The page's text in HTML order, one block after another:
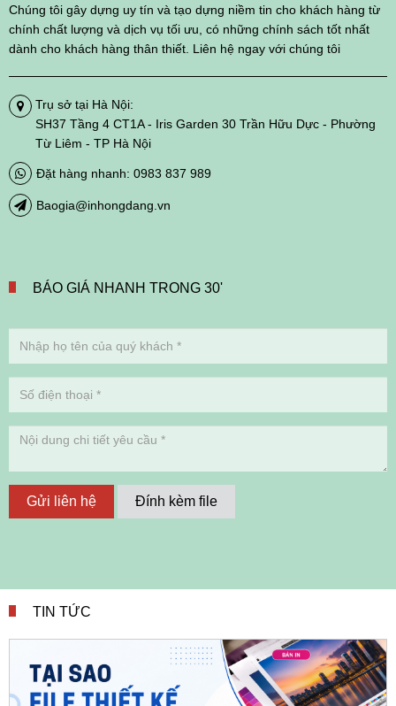
Chúng tôi gây dựng uy tín và tạo dựng niềm tin cho khách hàng từ
chính chất lượng và dịch vụ tối ưu, có những chính sách tốt nhất
dành cho khách hàng thân thiết. Liên hệ ngay với chúng tôi
Trụ sở tại Hà Nội:
SH37 Tầng 4 CT1A - Iris Garden 30 Trần Hữu Dực - Phường
Từ Liêm - TP Hà Nội
Đặt hàng nhanh: 0983 837 989
Baogia@inhongdang.vn
BÁO GIÁ NHANH TRONG 30'
Gửi liên hệ Đính kèm file
TIN TỨC